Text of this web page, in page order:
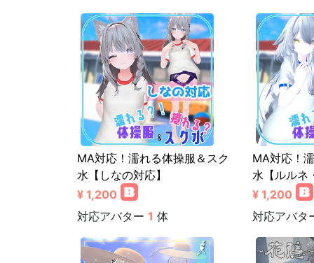
MA対応！濡れる体操服＆スク
水【しなの対応】
¥ 1,200
対応アバター 1 体
MA対応！
水【ルルネ
¥ 1,200
対応アバタ